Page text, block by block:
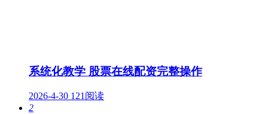
系统化教学 股票在线配资完整操作
2026-4-30 121阅读
2